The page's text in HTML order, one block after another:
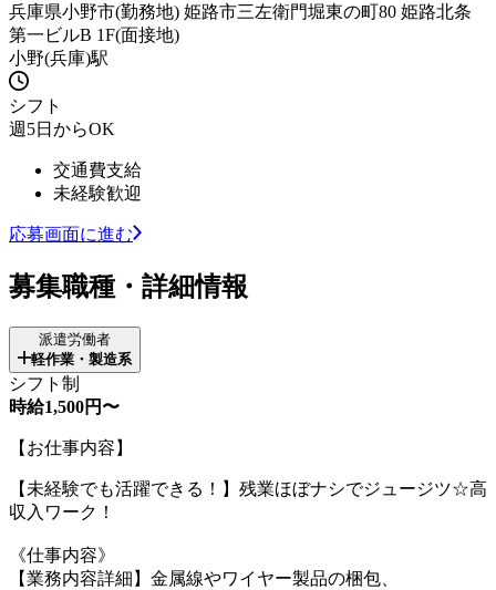
兵庫県小野市(勤務地) 姫路市三左衛門堀東の町80 姫路北条
第一ビルB 1F(面接地)
小野(兵庫)駅
シフト
週5日からOK
交通費支給
未経験歓迎
応募画面に進む
募集職種・詳細情報
派遣労働者
軽作業・製造系
シフト制
時給1,500円〜
【お仕事内容】
【未経験でも活躍できる！】残業ほぼナシでジュージツ☆高
収入ワーク！
《仕事内容》
【業務内容詳細】金属線やワイヤー製品の梱包、